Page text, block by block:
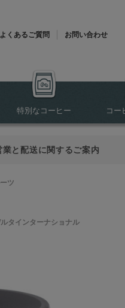
よくあるご質問
お問い合わせ
特別なコーヒー コー
業と配送に関するご案内
ツ
タインターナショナル